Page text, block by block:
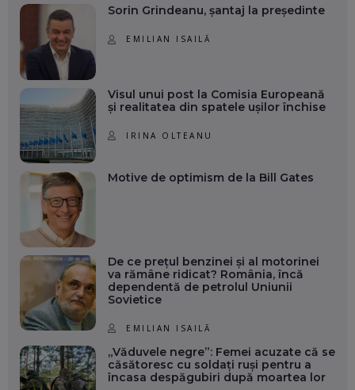
Sorin Grindeanu, șantaj la președinte
EMILIAN ISAILĂ
Visul unui post la Comisia Europeană
și realitatea din spatele ușilor închise
IRINA OLTEANU
Motive de optimism de la Bill Gates
De ce prețul benzinei și al motorinei
va rămâne ridicat? România, încă
dependentă de petrolul Uniunii
Sovietice
EMILIAN ISAILĂ
„Văduvele negre”: Femei acuzate că se
căsătoresc cu soldați ruși pentru a
încasa despăgubiri după moartea lor